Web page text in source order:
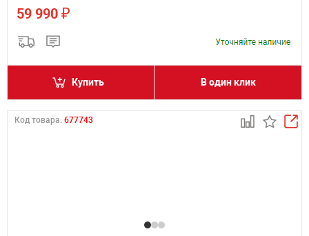
59 990 ₽
Купить В один клик
Код товара: 677743